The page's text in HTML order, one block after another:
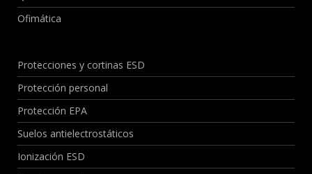
Ofimática
Protecciones y cortinas ESD
Protección personal
Protección EPA
Suelos antielectrostáticos
Ionización ESD